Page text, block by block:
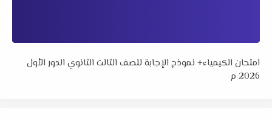
امتحان الكيمياء+ نموذج الإجابة للصف الثالث الثانوي الدور الأول
2026 م